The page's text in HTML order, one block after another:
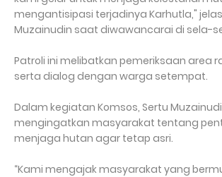
mengantisipasi terjadinya Karhutla,"
Muzainudin saat diwawancarai di sela-
Patroli ini melibatkan pemeriksaan area
serta dialog dengan warga setempat.
Dalam kegiatan Komsos, Sertu
mengingatkan masyarakat tentang
menjaga hutan agar tetap asri.
“Kami mengajak masyarakat yang